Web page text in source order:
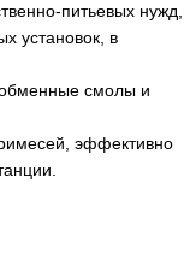
питьевых нужд,
установок, в
смолы и
эффективно